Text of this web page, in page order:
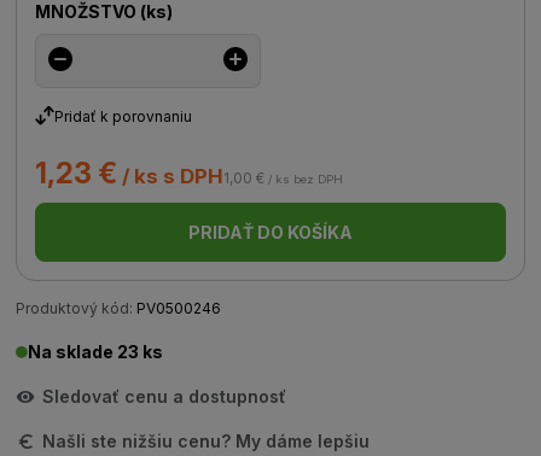
MNOŽSTVO (ks)
Pridať k porovnaniu
1,23 € / ks s DPH1,00 € / ks bez DPH
PRIDAŤ DO KOŠÍKA
Produktový kód: PV0500246
Na sklade 23 ks
Sledovať cenu a dostupnosť
Našli ste nižšiu cenu? My dáme lepšiu